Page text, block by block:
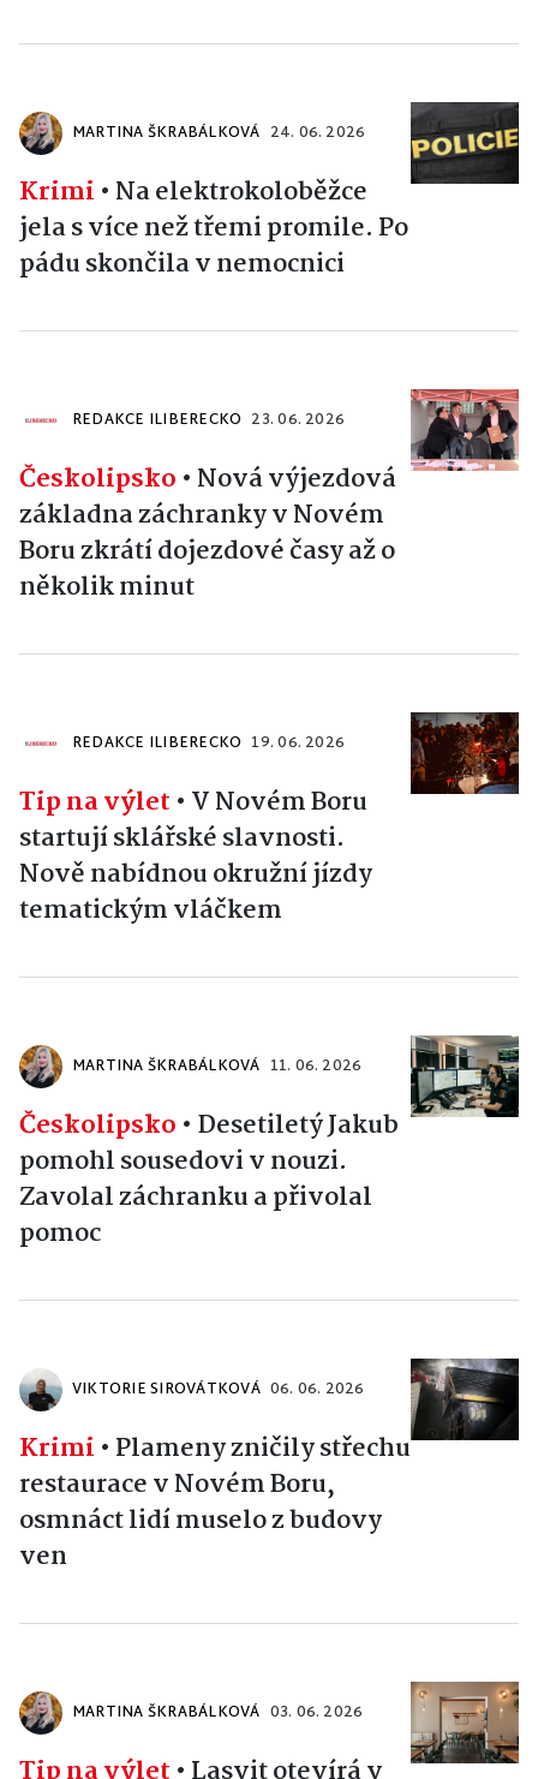
MARTINA ŠKRABÁLKOVÁ 24. 06. 2026
Krimi • Na elektrokoloběžce
jela s více než třemi promile. Po
pádu skončila v nemocnici
REDAKCE ILIBERECKO 23. 06. 2026
Českolipsko • Nová výjezdová
základna záchranky v Novém
Boru zkrátí dojezdové časy až o
několik minut
REDAKCE ILIBERECKO 19. 06. 2026
Tip na výlet • V Novém Boru
startují sklářské slavnosti.
Nově nabídnou okružní jízdy
tematickým vláčkem
MARTINA ŠKRABÁLKOVÁ 11. 06. 2026
Českolipsko • Desetiletý Jakub
pomohl sousedovi v nouzi.
Zavolal záchranku a přivolal
pomoc
VIKTORIE SIROVÁTKOVÁ 06. 06. 2026
Krimi • Plameny zničily střechu
restaurace v Novém Boru,
osmnáct lidí muselo z budovy
ven
MARTINA ŠKRABÁLKOVÁ 03. 06. 2026